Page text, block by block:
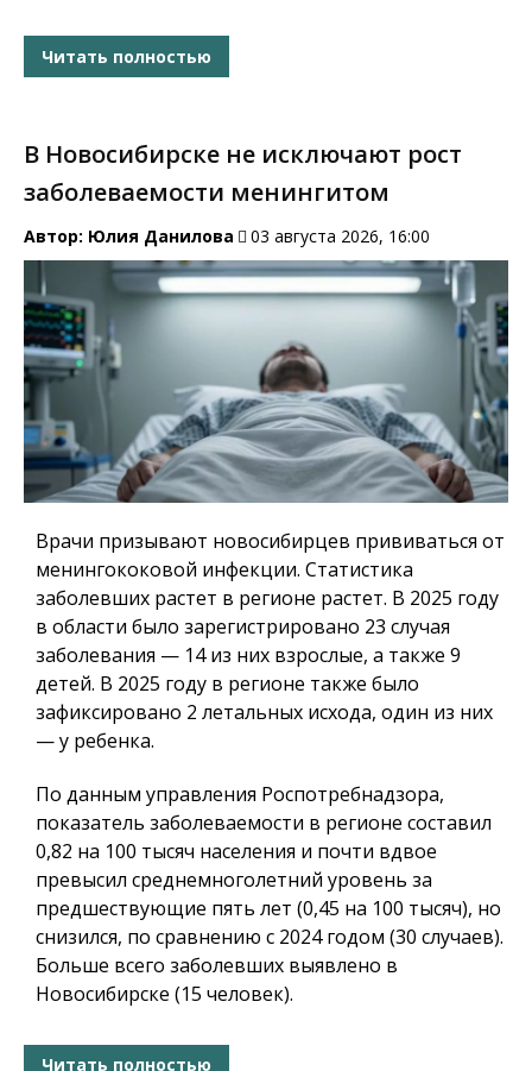
Читать полностью
В Новосибирске не исключают рост
заболеваемости менингитом
Автор: Юлия Данилова 03 августа 2026, 16:00
Врачи призывают новосибирцев прививаться от
менингококовой инфекции. Статистика
заболевших растет в регионе растет. В 2025 году
в области было зарегистрировано 23 случая
заболевания — 14 из них взрослые, а также 9
детей. В 2025 году в регионе также было
зафиксировано 2 летальных исхода, один из них
— у ребенка.
По данным управления Роспотребнадзора,
показатель заболеваемости в регионе составил
0,82 на 100 тысяч населения и почти вдвое
превысил среднемноголетний уровень за
предшествующие пять лет (0,45 на 100 тысяч), но
снизился, по сравнению с 2024 годом (30 случаев).
Больше всего заболевших выявлено в
Новосибирске (15 человек).
Читать полностью